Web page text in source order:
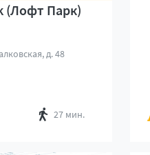
(Лофт Парк)
д. 48
27 мин.